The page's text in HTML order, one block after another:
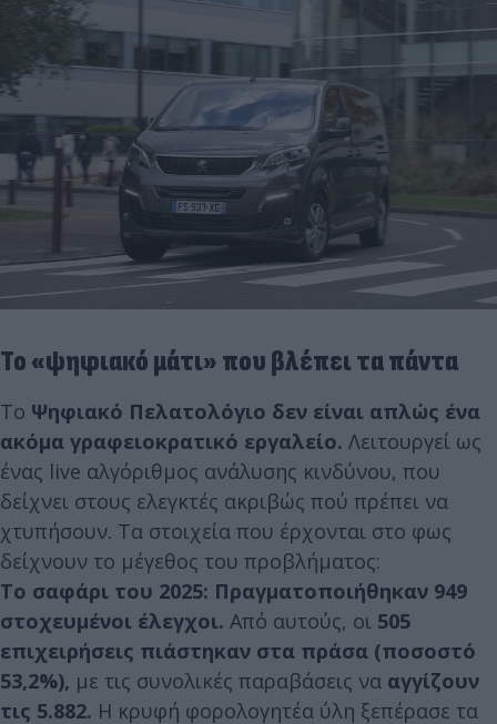
Το «ψηφιακό μάτι» που βλέπει τα πάντα
Το Ψηφιακό Πελατολόγιο δεν είναι απλώς ένα
ακόμα γραφειοκρατικό εργαλείο. Λειτουργεί ως
ένας live αλγόριθμος ανάλυσης κινδύνου, που
δείχνει στους ελεγκτές ακριβώς πού πρέπει να
χτυπήσουν. Τα στοιχεία που έρχονται στο φως
δείχνουν το μέγεθος του προβλήματος:
Το σαφάρι του 2025: Πραγματοποιήθηκαν 949
στοχευμένοι έλεγχοι. Από αυτούς, οι 505
επιχειρήσεις πιάστηκαν στα πράσα (ποσοστό
53,2%), με τις συνολικές παραβάσεις να αγγίζουν
τις 5.882. Η κρυφή φορολογητέα ύλη ξεπέρασε τα